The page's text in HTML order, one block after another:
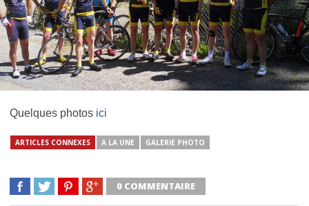
Quelques photos ici
ARTICLES CONNEXES A LA UNE GALERIE PHOTO
0 COMMENTAIRE